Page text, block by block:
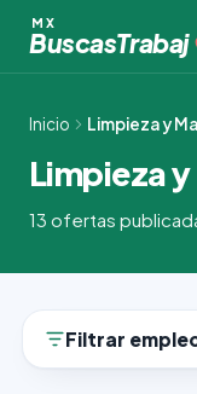
contenido
MX
BuscasTrabaj
Inicio Limpieza y
Limpieza
13 ofertas
Filtrar